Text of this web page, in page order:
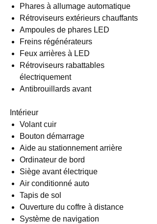
Phares à allumage automatique
Rétroviseurs extérieurs chauffants
Ampoules de phares LED
Freins régénérateurs
Feux arrières à LED
Rétroviseurs rabattables
électriquement
Antibrouillards avant
Intérieur
Volant cuir
Bouton démarrage
Aide au stationnement arrière
Ordinateur de bord
Siège avant électrique
Air conditionné auto
Tapis de sol
Ouverture du coffre à distance
Système de navigation